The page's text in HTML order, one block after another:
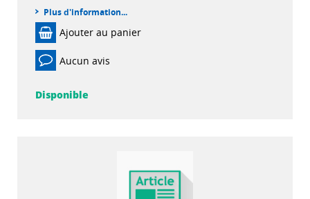
Plus d'information...
Ajouter au panier
Aucun avis
Disponible